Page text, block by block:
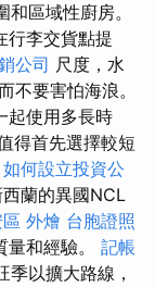
區域性廚房。
行李交貨點提
公司 尺度，水
不要害怕海浪。
起使用多長時
得首先選擇較短
如何設立投資公
蘭的異國NCL
外燴 台胞證照
和經驗。 記帳
以擴大路線，